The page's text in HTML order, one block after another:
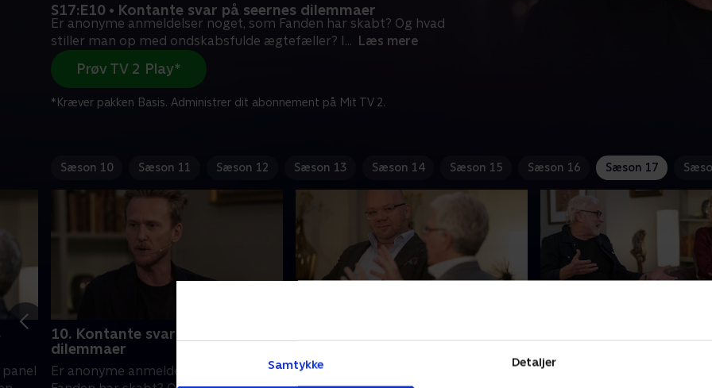
Samtykke Detaljer
S17:E10 • Kontante svar på seernes dilemmaer
Er anonyme anmeldelser noget, som Fanden har skabt? Og hvad
stiller man op med ondskabsfulde ægtefæller? I... Læs mere
Prøv TV 2 Play*
*Kræver pakken Basis. Administrer dit abonnement på Mit TV 2.
Sæson 10 Sæson 11 Sæson 12 Sæson 13 Sæson 14 Sæson 15 Sæson 16 Sæson 17
10. Kontante svar på seernes
dilemmaer
Er anonyme anmeldelser noget, som
Må man poste billeder af andre på de
Livet er fuld af både store